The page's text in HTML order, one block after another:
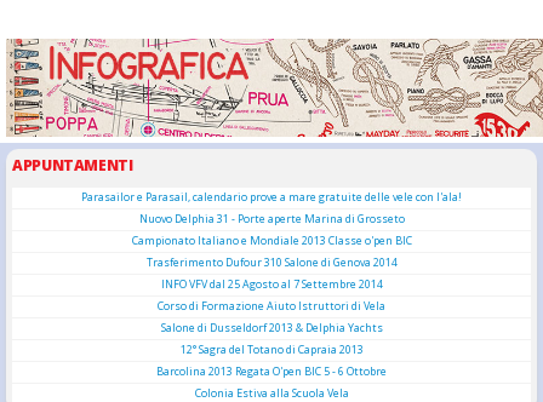
APPUNTAMENTI
Parasailor e Parasail, calendario prove a mare gratuite delle vele con l'ala!
Nuovo Delphia 31 - Porte aperte Marina di Grosseto
Campionato Italiano e Mondiale 2013 Classe o'pen BIC
Trasferimento Dufour 310 Salone di Genova 2014
INFO VFV dal 25 Agosto al 7 Settembre 2014
Corso di Formazione Aiuto Istruttori di Vela
Salone di Dusseldorf 2013 & Delphia Yachts
12° Sagra del Totano di Capraia 2013
Barcolina 2013 Regata O'pen BIC 5 - 6 Ottobre
Colonia Estiva alla Scuola Vela